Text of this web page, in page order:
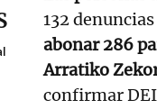
132
abonar 286
Arratiko
confirmar